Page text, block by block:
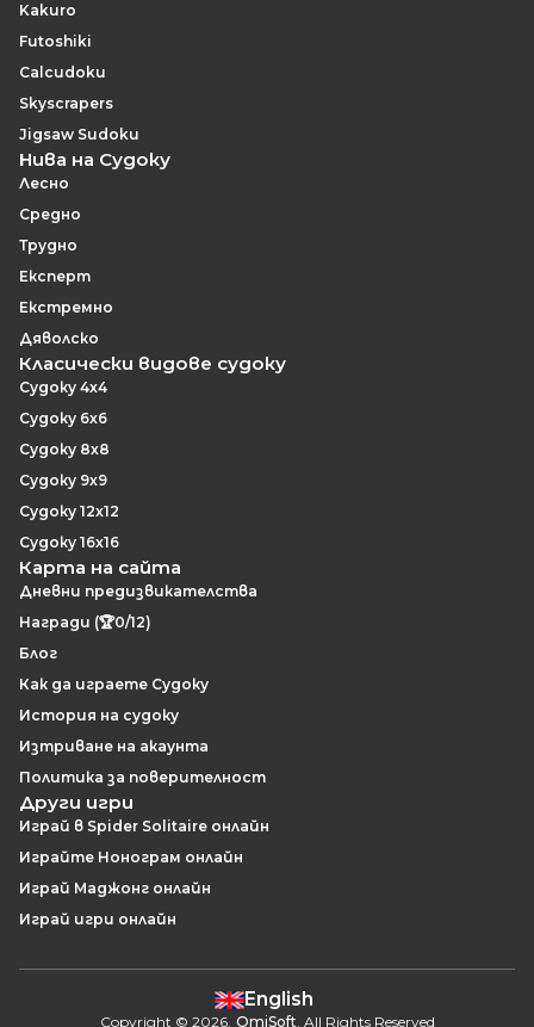
Kakuro
Futoshiki
Calcudoku
Skyscrapers
Jigsaw Sudoku
Нива на Судоку
Лесно
Средно
Трудно
Експерт
Екстремно
Дяволско
Класически видове судоку
Судоку 4x4
Судоку 6x6
Судоку 8x8
Судоку 9x9
Судоку 12x12
Судоку 16x16
Карта на сайта
Дневни предизвикателства
Награди (🏆0/12)
Блог
Как да играете Судоку
История на судоку
Изтриване на акаунта
Политика за поверителност
Други игри
Играй в Spider Solitaire онлайн
Играйте Нонограм онлайн
Играй Маджонг онлайн
Играй игри онлайн
English
Copyright © 2026. OmiSoft. All Rights Reserved